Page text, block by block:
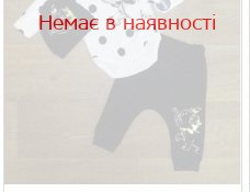
Немає в наявності